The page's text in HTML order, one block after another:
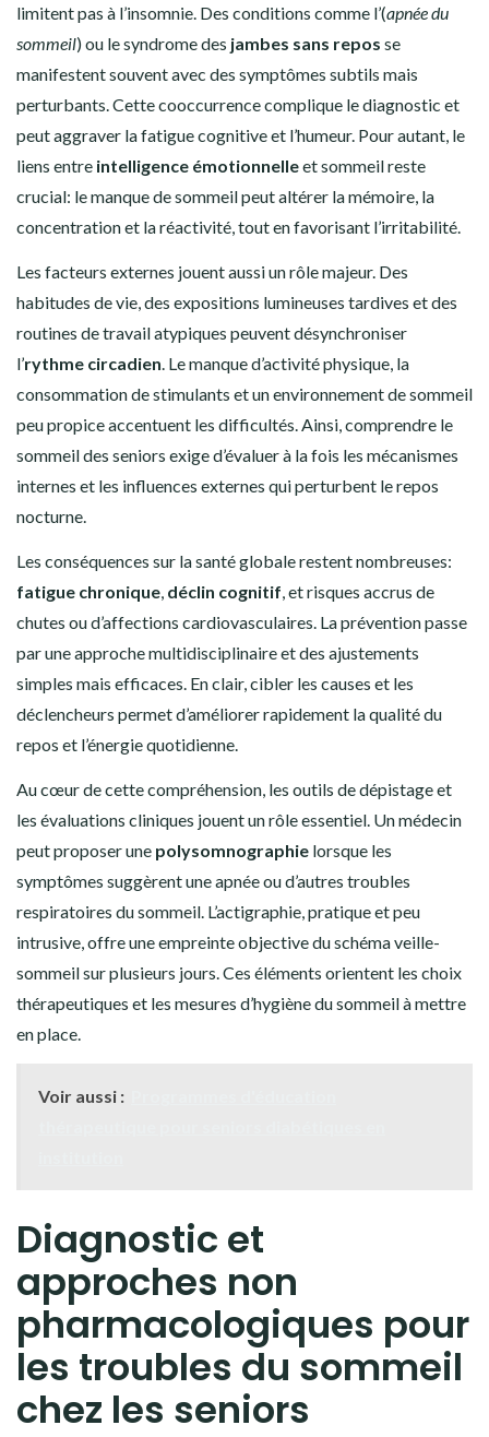
limitent pas à l’insomnie. Des conditions comme l’(apnée du
sommeil) ou le syndrome des jambes sans repos se
manifestent souvent avec des symptômes subtils mais
perturbants. Cette cooccurrence complique le diagnostic et
peut aggraver la fatigue cognitive et l’humeur. Pour autant, le
liens entre intelligence émotionnelleet sommeil reste
crucial: le manque de sommeil peut altérer la mémoire, la
concentration et la réactivité, tout en favorisant l’irritabilité.
Les facteurs externes jouent aussi un rôle majeur. Des
habitudes de vie, des expositions lumineuses tardives et des
routines de travail atypiques peuvent désynchroniser
l’rythme circadien. Le manque d’activité physique, la
consommation de stimulants et un environnement de sommeil
peu propice accentuent les difficultés. Ainsi, comprendre le
sommeil des seniors exige d’évaluer à la fois les mécanismes
internes et les influences externes qui perturbent le repos
nocturne.
Les conséquences sur la santé globale restent nombreuses:
fatigue chronique, déclin cognitif, et risques accrus de
chutes ou d’affections cardiovasculaires. La prévention passe
par une approche multidisciplinaire et des ajustements
simples mais efficaces. En clair, cibler les causes et les
déclencheurs permet d’améliorer rapidement la qualité du
repos et l’énergie quotidienne.
Au cœur de cette compréhension, les outils de dépistage et
les évaluations cliniques jouent un rôle essentiel. Un médecin
peut proposer une polysomnographie lorsque les
symptômes suggèrent une apnée ou d’autres troubles
respiratoires du sommeil. L’actigraphie, pratique et peu
intrusive, offre une empreinte objective du schéma veille-
sommeil sur plusieurs jours. Ces éléments orientent les choix
thérapeutiques et les mesures d’hygiène du sommeil à mettre
en place.
Voir aussi :
Diagnostic et
approches non
pharmacologiques pour
les troubles du sommeil
chez les seniors